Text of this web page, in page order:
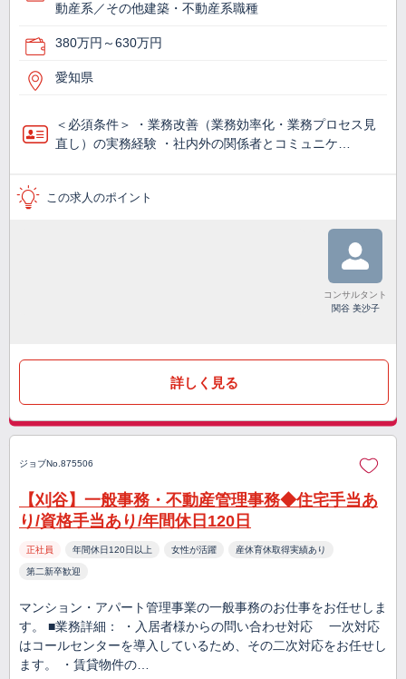
動産系／その他建築・不動産系職種
380万円～630万円
愛知県
＜必須条件＞ ・業務改善（業務効率化・業務プロセス見
直し）の実務経験 ・社内外の関係者とコミュニケ…
この求人のポイント
コンサルタント
関谷 美沙子
詳しく見る
ジョブNo.875506
【刈谷】一般事務・不動産管理事務◆住宅手当あ
り/資格手当あり/年間休日120日
正社員 年間休日120日以上 女性が活躍 産休育休取得実績あり
第二新卒歓迎
マンション・アパート管理事業の一般事務のお仕事をお任せしま
す。 ■業務詳細： ・入居者様からの問い合わせ対応 一次対応
はコールセンターを導入しているため、その二次対応をお任せし
ます。 ・賃貸物件の…